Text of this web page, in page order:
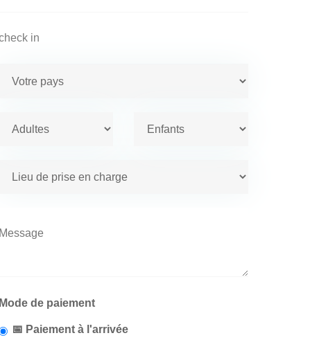
Mode de paiement
📅 Paiement à l'arrivée